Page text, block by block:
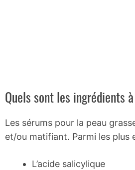
Quels sont les ingrédients
Les sérums pour la peau
et/ou matifiant. Parmi les plus
L’acide salicylique